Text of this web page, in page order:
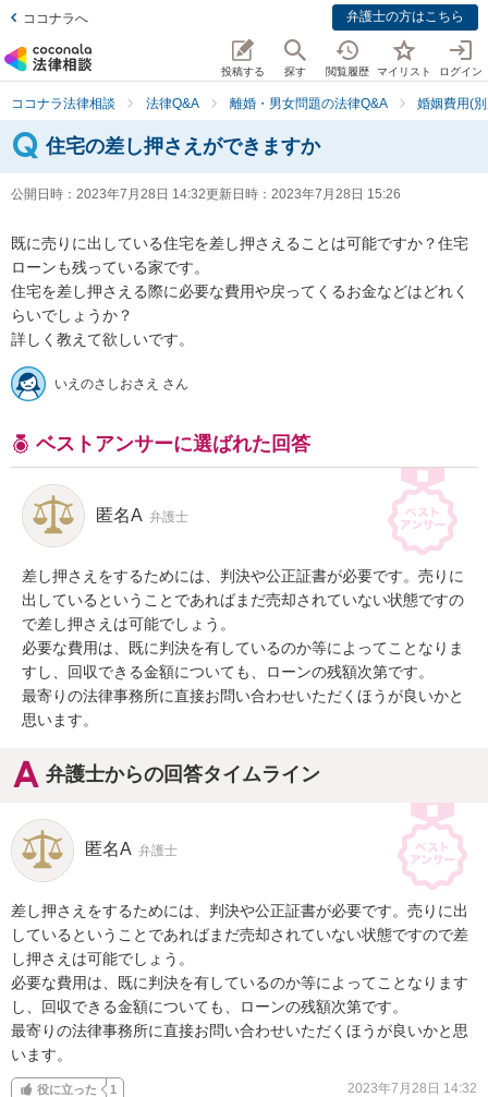
ココナラへ 弁護士の方はこちら
投稿する 探す 閲覧履歴 マイリスト ログイン
ココナラ法律相談 法律Q&A 離婚・男女問題の法律Q&A 婚姻費用(
住宅の差し押さえができますか
公開日時： 2023年7月28日 14:32更新日時： 2023年7月28日 15:26
既に売りに出している住宅を差し押さえることは可能ですか？住宅
ローンも残っている家です。
住宅を差し押さえる際に必要な費用や戻ってくるお金などはどれく
らいでしょうか？
詳しく教えて欲しいです。
いえのさしおさえ さん
ベストアンサーに選ばれた回答
匿名A 弁護士
差し押さえをするためには、判決や公正証書が必要です。売りに
出しているということであればまだ売却されていない状態ですの
で差し押さえは可能でしょう。
必要な費用は、既に判決を有しているのか等によってことなりま
すし、回収できる金額についても、ローンの残額次第です。
最寄りの法律事務所に直接お問い合わせいただくほうが良いかと
思います。
弁護士からの回答タイムライン
匿名A 弁護士
差し押さえをするためには、判決や公正証書が必要です。売りに出
しているということであればまだ売却されていない状態ですので差
し押さえは可能でしょう。
必要な費用は、既に判決を有しているのか等によってことなります
し、回収できる金額についても、ローンの残額次第です。
最寄りの法律事務所に直接お問い合わせいただくほうが良いかと思
います。
役に立った 1 2023年7月28日 14:32